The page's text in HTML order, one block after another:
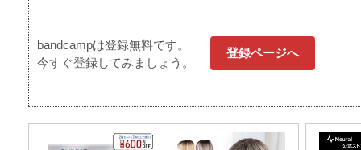
bandcampは登録無料です。
今すぐ登録してみましょう。
登録ページへ